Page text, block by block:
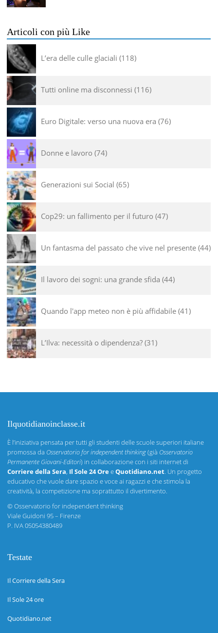
Articoli con più Like
L’era delle culle glaciali 118
Tutti online ma disconnessi 116
Euro Digitale: verso una nuova era 76
Donne e lavoro 74
Generazioni sui Social 65
Cop29: un fallimento per il futuro 47
Un fantasma del passato che vive nel presente 44
Il lavoro dei sogni: una grande sfida 44
Quando l'app meteo non è più affidabile 41
L’Ilva: necessità o dipendenza? 31
Ilquotidianoinclasse.it
È l’iniziativa pensata per tutti gli studenti delle scuole superiori italiane
promossa da Osservatorio for independent thinking(già Osservatorio
Permanente Giovani-Editori) in collaborazione con i siti internet di
Corriere della Sera, Il Sole 24 OreeQuotidiano.net. Un progetto
educativo che vuole dare spazio e voce ai ragazzi e che stimola la
creatività, la competizione ma soprattutto il divertimento.
©Osservatorio for independent thinking
Viale Guidoni 95 – Firenze
P. IVA 05054380489
Testate
Il Corriere della Sera
Il Sole 24 ore
Quotidiano.net